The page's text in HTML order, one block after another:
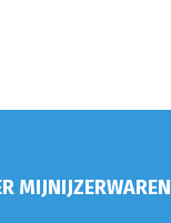
MIJNIJZERWAREN